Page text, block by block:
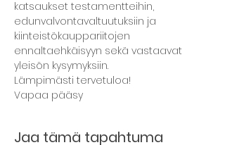
katsaukset testamentteihin,
edunvalvontavaltuutuksiin ja
kiinteistökauppariitojen
ennaltaehkäisyyn sekä vastaavat
yleisön kysymyksiin.
Lämpimästi tervetuloa!
Vapaa pääsy
Jaa tämä tapahtuma